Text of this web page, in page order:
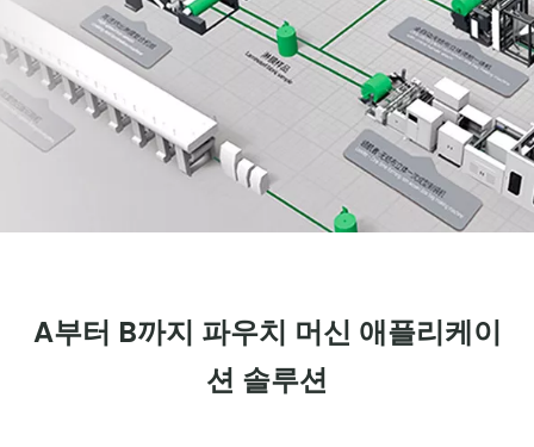
A부터 B까지 파우치 머신 애플리케이
션 솔루션